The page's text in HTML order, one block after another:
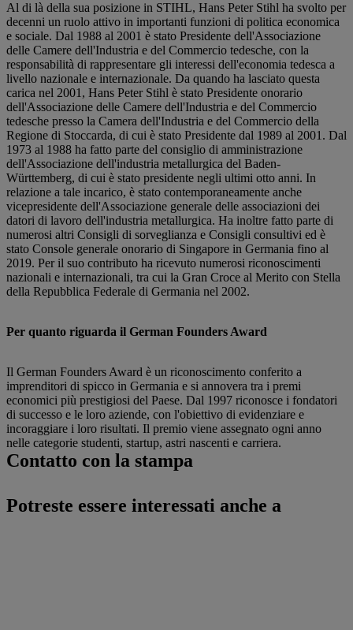
Al di là della sua posizione in STIHL, Hans Peter Stihl ha svolto per
decenni un ruolo attivo in importanti funzioni di politica economica
e sociale. Dal 1988 al 2001 è stato Presidente dell'Associazione
delle Camere dell'Industria e del Commercio tedesche, con la
responsabilità di rappresentare gli interessi dell'economia tedesca a
livello nazionale e internazionale. Da quando ha lasciato questa
carica nel 2001, Hans Peter Stihl è stato Presidente onorario
dell'Associazione delle Camere dell'Industria e del Commercio
tedesche presso la Camera dell'Industria e del Commercio della
Regione di Stoccarda, di cui è stato Presidente dal 1989 al 2001. Dal
1973 al 1988 ha fatto parte del consiglio di amministrazione
dell'Associazione dell'industria metallurgica del Baden-
Württemberg, di cui è stato presidente negli ultimi otto anni. In
relazione a tale incarico, è stato contemporaneamente anche
vicepresidente dell'Associazione generale delle associazioni dei
datori di lavoro dell'industria metallurgica. Ha inoltre fatto parte di
numerosi altri Consigli di sorveglianza e Consigli consultivi ed è
stato Console generale onorario di Singapore in Germania fino al
2019. Per il suo contributo ha ricevuto numerosi riconoscimenti
nazionali e internazionali, tra cui la Gran Croce al Merito con Stella
della Repubblica Federale di Germania nel 2002.
Per quanto riguarda il German Founders Award
Il German Founders Award è un riconoscimento conferito a
imprenditori di spicco in Germania e si annovera tra i premi
economici più prestigiosi del Paese. Dal 1997 riconosce i fondatori
di successo e le loro aziende, con l'obiettivo di evidenziare e
incoraggiare i loro risultati. Il premio viene assegnato ogni anno
nelle categorie studenti, startup, astri nascenti e carriera.
Contatto con la stampa
Potreste essere interessati anche a